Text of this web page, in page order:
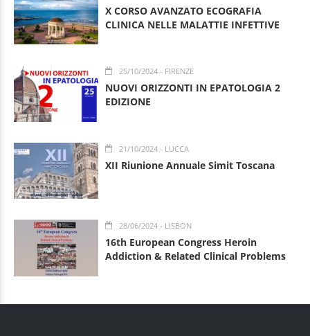
X CORSO AVANZATO ECOGRAFIA
CLINICA NELLE MALATTIE INFETTIVE
25/10/2024 - FIRENZE
NUOVI ORIZZONTI IN EPATOLOGIA 2
EDIZIONE
21/10/2024 - LUCCA
XII Riunione Annuale Simit Toscana
28/06/2024 - LISBON
16th European Congress Heroin
Addiction & Related Clinical Problems